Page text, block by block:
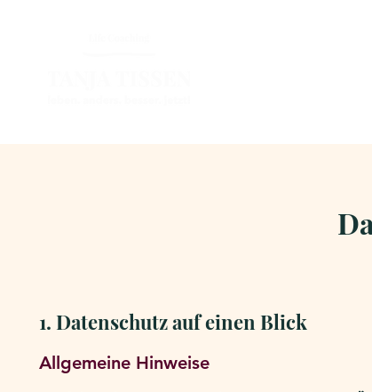
1. Datenschutz auf einen Blick
Allgemeine Hinweise